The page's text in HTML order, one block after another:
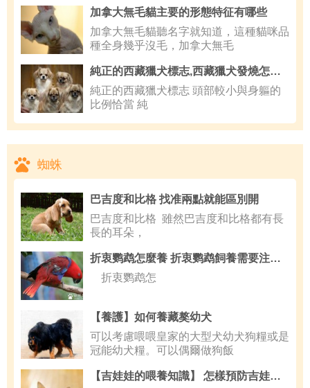
加拿大無毛貓主要的形態特征有哪些
加拿大無毛貓聽名字就知道，這種貓咪品
種全身幾乎沒毛，加拿大無毛
純正的西藏獵犬標志,西藏獵犬發燒怎麼辦
純正的西藏獵犬標志 頭部較小與身軀的
比例恰當 純
蜘蛛
巴吉度和比格 找准兩點就能區別開
巴吉度和比格 雖然巴吉度和比格都有長
長的耳朵，
折衷鹦鹉怎麼養 折衷鹦鹉飼養需要注意事項
折衷鹦鹉怎
【養護】如何養藏獒幼犬
可以考慮喂喂皇家的大型犬幼犬狗糧或是
冠能幼犬糧。可以偶爾做狗飯
【吉娃娃的喂養知識】 怎樣預防吉娃娃犬生夏季病？